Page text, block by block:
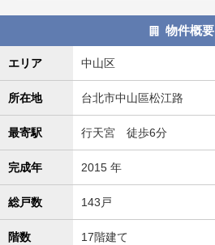
す
。
物件概要
エリア 中山区
所在地 台北市中山區松江路
最寄駅 行天宮 徒歩6分
完成年 2015 年
総戸数 143戸
階数 17階建て